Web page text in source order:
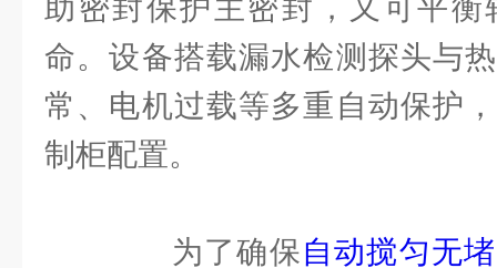
助密封保护主密封，又可平
命。设备搭载漏水检测探头与
常、电机过载等多重自动保护
制柜配置。
为了确保自动搅匀无